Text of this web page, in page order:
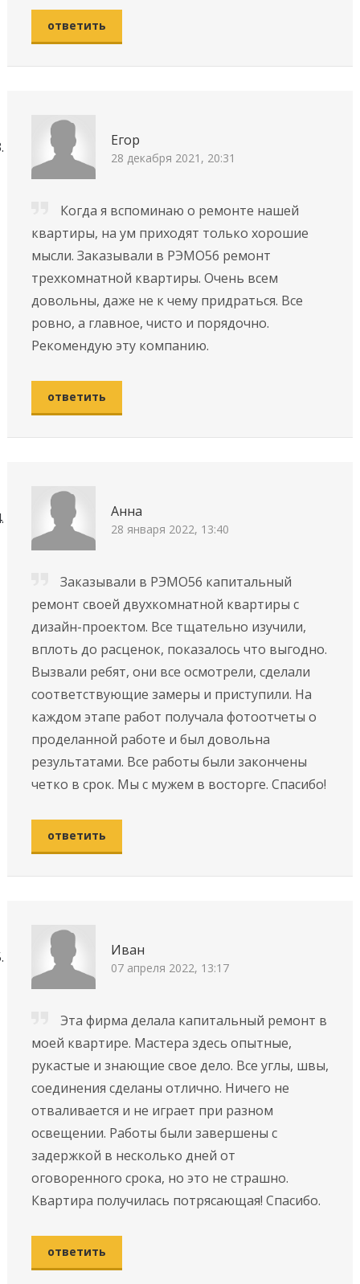
ответить
Егор
28 декабря 2021, 20:31
Когда я вспоминаю о ремонте нашей
квартиры, на ум приходят только хорошие
мысли. Заказывали в РЭМО56 ремонт
трехкомнатной квартиры. Очень всем
довольны, даже не к чему придраться. Все
ровно, а главное, чисто и порядочно.
Рекомендую эту компанию.
ответить
Анна
28 января 2022, 13:40
Заказывали в РЭМО56 капитальный
ремонт своей двухкомнатной квартиры с
дизайн-проектом. Все тщательно изучили,
вплоть до расценок, показалось что выгодно.
Вызвали ребят, они все осмотрели, сделали
соответствующие замеры и приступили. На
каждом этапе работ получала фотоотчеты о
проделанной работе и был довольна
результатами. Все работы были закончены
четко в срок. Мы с мужем в восторге. Спасибо!
ответить
Иван
07 апреля 2022, 13:17
Эта фирма делала капитальный ремонт в
моей квартире. Мастера здесь опытные,
рукастые и знающие свое дело. Все углы, швы,
соединения сделаны отлично. Ничего не
отваливается и не играет при разном
освещении. Работы были завершены с
задержкой в несколько дней от
оговоренного срока, но это не страшно.
Квартира получилась потрясающая! Спасибо.
ответить